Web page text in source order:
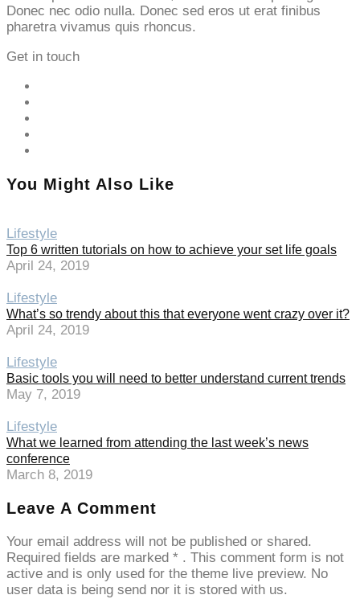
Donec nec odio nulla. Donec sed eros ut erat finibus
pharetra vivamus quis rhoncus.
Get in touch
You Might Also Like
Lifestyle
Top 6 written tutorials on how to achieve your set life goals
April 24, 2019
Lifestyle
What’s so trendy about this that everyone went crazy over it?
April 24, 2019
Lifestyle
Basic tools you will need to better understand current trends
May 7, 2019
Lifestyle
What we learned from attending the last week’s news
conference
March 8, 2019
Leave A Comment
Your email address will not be published or shared.
Required fields are marked * . This comment form is not
active and is only used for the theme live preview. No
user data is being send nor it is stored with us.